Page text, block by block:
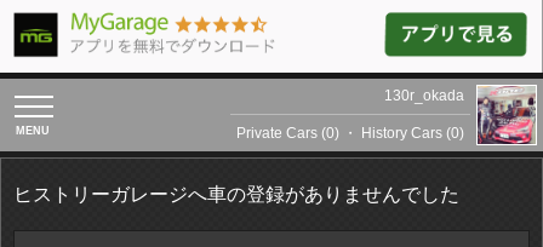
toggle
navigation
130r_okada
Private Cars (0) ・ History Cars (0)
ヒストリーガレージへ車の登録がありませんでした